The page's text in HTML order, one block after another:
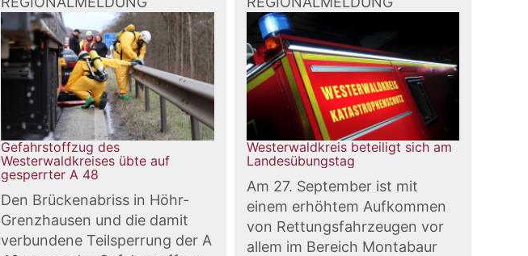
Gefahrstoffzug des
Westerwaldkreises übte auf
gesperrter A 48
Den Brückenabriss in Höhr-
Grenzhausen und die damit
verbundene Teilsperrung der A
Westerwaldkreis beteiligt sich am
Landesübungstag
Am 27. September ist mit
einem erhöhtem Aufkommen
von Rettungsfahrzeugen vor
allem im Bereich Montabaur